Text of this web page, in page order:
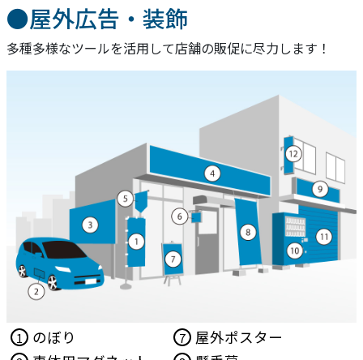
●屋外広告・装飾
多種多様なツールを活用して店舗の販促に尽力します！
1 のぼり 7 屋外ポスター